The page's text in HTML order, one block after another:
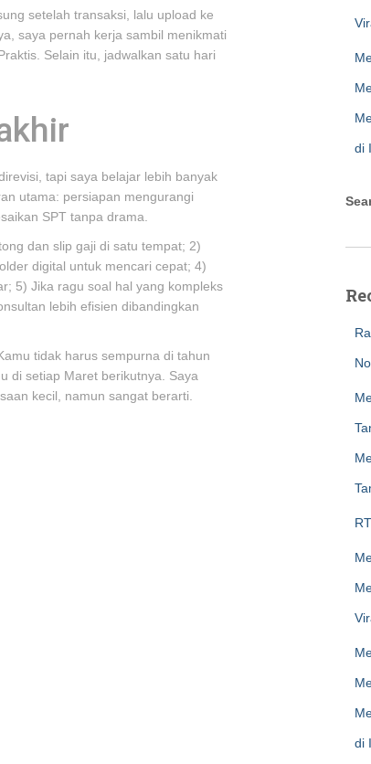
setelah transaksi, lalu upload ke
saya pernah kerja sambil menikmati
Selain itu, jadwalkan satu hari
tapi saya belajar lebih banyak
utama: persiapan mengurangi
SPT tanpa drama.
dan slip gaji di satu tempat; 2)
digital untuk mencari cepat; 4)
5) Jika ragu soal hal yang kompleks
lebih efisien dibandingkan
tidak harus sempurna di tahun
di setiap Maret berikutnya. Saya
kecil, namun sangat berarti.
di
di